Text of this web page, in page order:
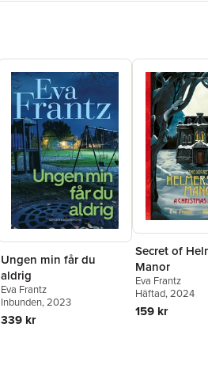
Ungen min får du
aldrig
Eva Frantz
Inbunden, 2023
339 kr
Secret of
Manor
Eva Frantz
Häftad, 2024
159 kr